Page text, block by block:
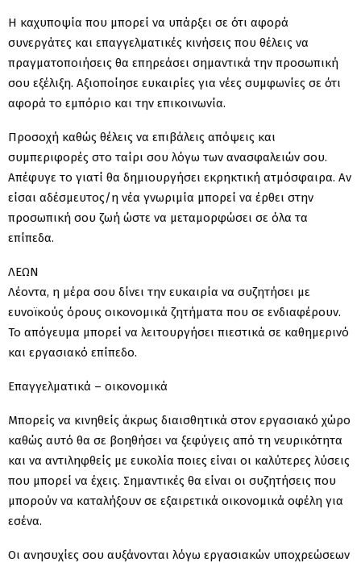
Η καχυποψία που μπορεί να υπάρξει σε ότι αφορά
συνεργάτες και επαγγελματικές κινήσεις που θέλεις να
πραγματοποιήσεις θα επηρεάσει σημαντικά την προσωπική
σου εξέλιξη. Αξιοποίησε ευκαιρίες για νέες συμφωνίες σε ότι
αφορά το εμπόριο και την επικοινωνία.
Προσοχή καθώς θέλεις να επιβάλεις απόψεις και
συμπεριφορές στο ταίρι σου λόγω των ανασφαλειών σου.
Απέφυγε το γιατί θα δημιουργήσει εκρηκτική ατμόσφαιρα. Αν
είσαι αδέσμευτος/η νέα γνωριμία μπορεί να έρθει στην
προσωπική σου ζωή ώστε να μεταμορφώσει σε όλα τα
επίπεδα.
ΛΕΩΝ
Λέοντα, η μέρα σου δίνει την ευκαιρία να συζητήσει με
ευνοϊκούς όρους οικονομικά ζητήματα που σε ενδιαφέρουν.
Το απόγευμα μπορεί να λειτουργήσει πιεστικά σε καθημερινό
και εργασιακό επίπεδο.
Επαγγελματικά – οικονομικά
Μπορείς να κινηθείς άκρως διαισθητικά στον εργασιακό χώρο
καθώς αυτό θα σε βοηθήσει να ξεφύγεις από τη νευρικότητα
και να αντιληφθείς με ευκολία ποιες είναι οι καλύτερες λύσεις
που μπορεί να έχεις. Σημαντικές θα είναι οι συζητήσεις που
μπορούν να καταλήξουν σε εξαιρετικά οικονομικά οφέλη για
εσένα.
Οι ανησυχίες σου αυξάνονται λόγω εργασιακών υποχρεώσεων